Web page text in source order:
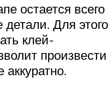
остается всего
Для этого
клей-
произвести
аккуратно.